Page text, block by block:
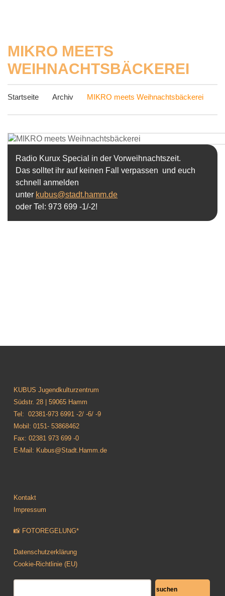
MIKRO MEETS
WEIHNACHTSBÄCKEREI
Startseite Archiv MIKRO meets Weihnachtsbäckerei
Radio Kurux Special in der Vorweihnachtszeit.
Das solltet ihr auf keinen Fall verpassen und euch
schnell anmelden
unter kubus@stadt.hamm.de
oder Tel: 973 699 -1/-2!
KUBUS Jugendkulturzentrum
Südstr. 28 | 59065 Hamm
Tel: 02381-973 6991 -2/ -6/ -9
Mobil: 0151- 53868462
Fax: 02381 973 699 -0
E-Mail: Kubus@Stadt.Hamm.de
Kontakt
Impressum
📸 FOTOREGELUNG*
Datenschutzerklärung
Cookie-Richtlinie (EU)